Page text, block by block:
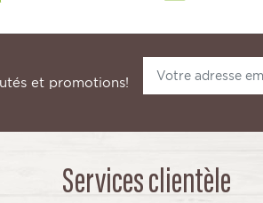
et promotions!
Services clientèle